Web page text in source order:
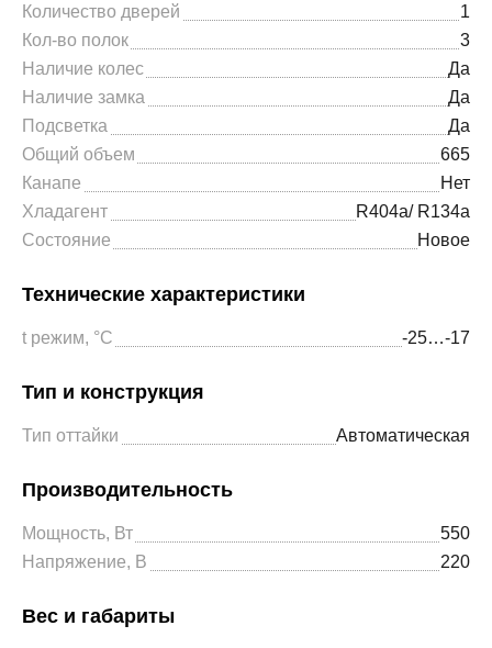
Количество дверей
1
Кол-во полок
3
Наличие колес
Да
Наличие замка
Да
Подсветка
Да
Общий объем
665
Канапе
Нет
Хладагент
R404a/ R134a
Состояние
Новое
Технические характеристики
t режим, °С -25…-17
Тип и конструкция
Тип оттайки Автоматическая
Производительность
Мощность, Вт
550
Напряжение, В
220
Вес и габариты